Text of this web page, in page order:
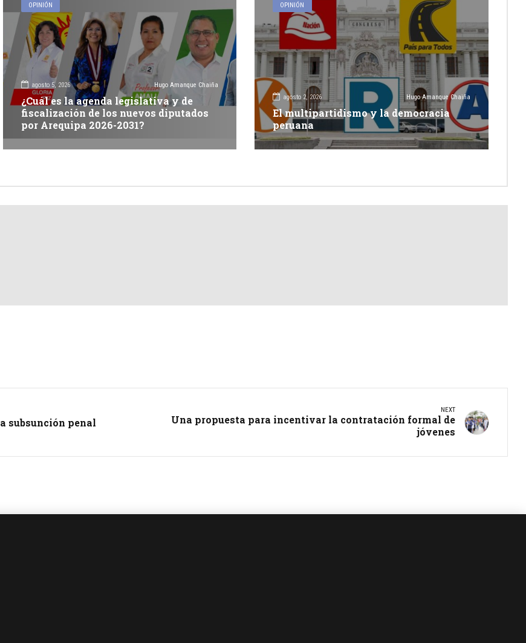
OPINIÓN
agosto 5, 2026 Hugo Amanque Chaiña
¿Cuál es la agenda legislativa y de
fiscalización de los nuevos diputados
por Arequipa 2026-2031?
OPINIÓN
agosto 2, 2026 Hugo Amanque Chaiña
El multipartidismo y la democracia
peruana
subsunción penal
NEXT
Una propuesta para incentivar la contratación formal de
jóvenes